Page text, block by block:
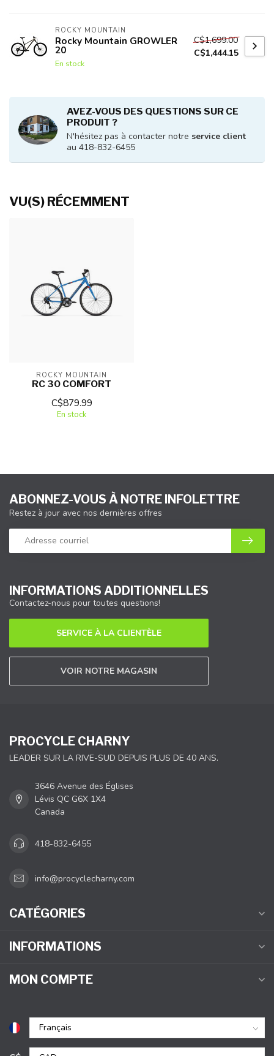
ROCKY MOUNTAIN
Rocky Mountain GROWLER
20
En stock
C$1,699.00
C$1,444.15
AVEZ-VOUS DES QUESTIONS SUR CE
PRODUIT ?
N'hésitez pas à contacter notre service client
au 418-832-6455
VU(S) RÉCEMMENT
ROCKY MOUNTAIN
RC 30 COMFORT
C$879.99
En stock
INFORMATIONS ADDITIONNELLES
Contactez-nous pour toutes questions!
SERVICE À LA CLIENTÈLE
VOIR NOTRE MAGASIN
ABONNEZ-VOUS À NOTRE INFOLETTRE
Restez à jour avec nos dernières offres
PROCYCLE CHARNY
LEADER SUR LA RIVE-SUD DEPUIS PLUS DE 40 ANS.
3646 Avenue des Églises
Lévis QC G6X 1X4
Canada
418-832-6455
info@procyclecharny.com
CATÉGORIES
INFORMATIONS
MON COMPTE